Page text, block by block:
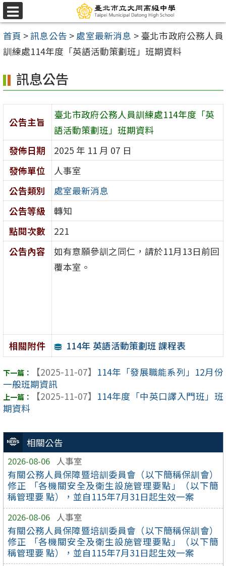
跳
至
主
要
容
區
選
單
首頁 >訊息公告 > 處室最新消息 > 臺北市政府公務人員
訓練處114年度「英語活動策劃班」班期資料
相關公告
2026-08-06 人事室
有關公務人員保障暨培訓委員會（以下簡稱保訓會）
修正 「各機關安全及衛生設施管理要點」（以下簡
稱管理要 點），並自115年7月31日起生效一案
2026-08-06 人事室
有關公務人員保障暨培訓委員會（以下簡稱保訓會）
修正 「各機關安全及衛生設施管理要點」（以下簡
稱管理要 點），並自115年7月31日起生效一案
訊息公告
公告主旨
臺北市政府公務人員訓練處114年度「英
語活動策劃班」班期資料
發佈日期
2025 年 11 月 07 日
發佈單位
人事室
公告類別
處室最新消息
公告等級
轉知
點閱次數
221
公告內容
如有意願參訓之同仁，請於11月13日前回
覆本室。
相關附件 114年 英語活動策劃班 課程表
【2025-11-07】 114年「發展職能系列」12月份
一般班期資訊
【2025-11-07】 114年度「中英口譯入門班」班
期資料